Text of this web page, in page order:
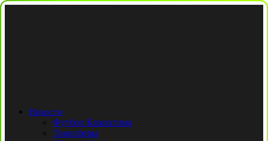
Новости
Футбол Казахстана
Трансферы